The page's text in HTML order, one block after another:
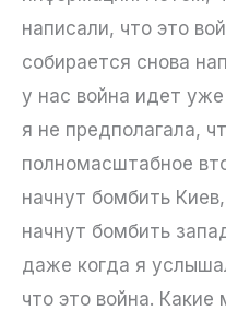
написали, что это
собирается снова
у нас война идет
я не предполагала,
полномасштабное
начнут бомбить
начнут бомбить
даже когда я
что это война.